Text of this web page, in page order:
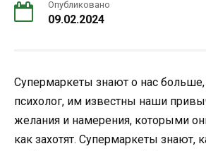
Опубликовано
09.02.2024
Супермаркеты знают о нас
психолог, им известны наши
желания и намерения, которыми
как захотят. Супермаркеты знают,